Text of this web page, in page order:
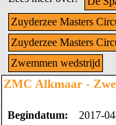
Zuyderzee Masters
Zuyderzee Masters
Zwemmen wedstrijd
ZMC Alkmaar -
Begindatum:
2017-